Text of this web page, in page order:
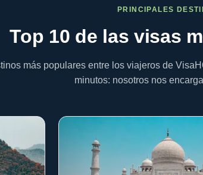
PRINCIPALES
Top 10 de lasvisas
más populares entre los viajeros de
minutos: nosotros nos